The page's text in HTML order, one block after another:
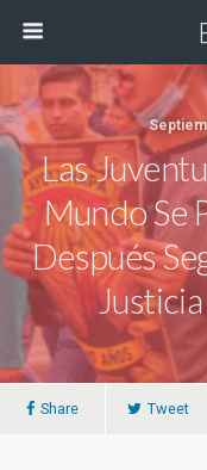
Las
Mundo Se
Después
Share Tweet